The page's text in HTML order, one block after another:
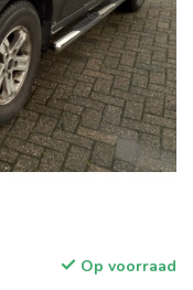
Op voorraad